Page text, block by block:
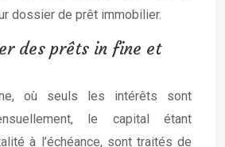
dossier de prêt immobilier.
des prêts in fine et
où seuls les intérêts sont
le capital étant
à l’échéance, sont traités de